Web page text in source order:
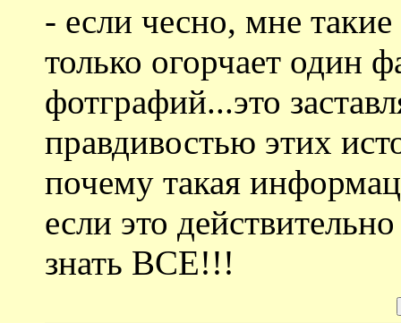
- если чесно, мне
только огорчает один
фотграфий...это
правдивостью этих
почему такая
если это
знать ВСЕ!!!